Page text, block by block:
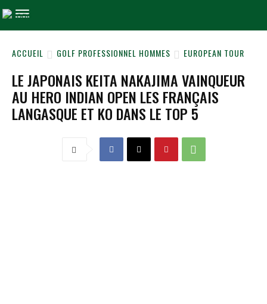
ACCUEIL GOLF PROFESSIONNEL HOMMES EUROPEAN TOUR
LE JAPONAIS KEITA NAKAJIMA VAINQUEUR
AU HERO INDIAN OPEN LES FRANÇAIS
LANGASQUE ET KO DANS LE TOP 5